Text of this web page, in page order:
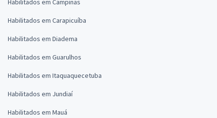
Habilitados em Campinas
Habilitados em Carapicuíba
Habilitados em Diadema
Habilitados em Guarulhos
Habilitados em Itaquaquecetuba
Habilitados em Jundiaí
Habilitados em Mauá